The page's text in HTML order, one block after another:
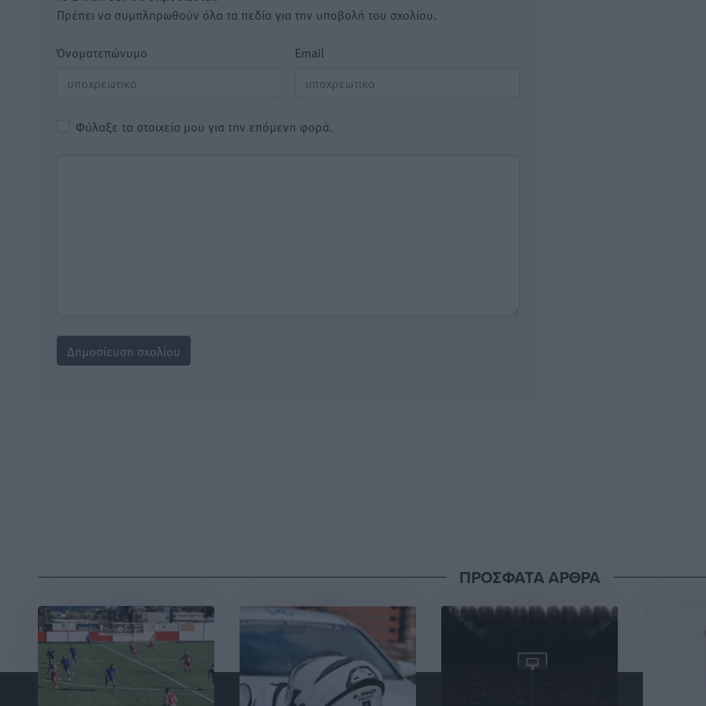
Πρέπει να συμπληρωθούν όλα τα πεδία για την υποβολή του σχολίου.
Όνοματεπώνυμο Email
Φύλαξε τα στοιχεία μου για την επόμενη φορά.
ΠΡΟΣΦΑΤΑ ΑΡΘΡΑ